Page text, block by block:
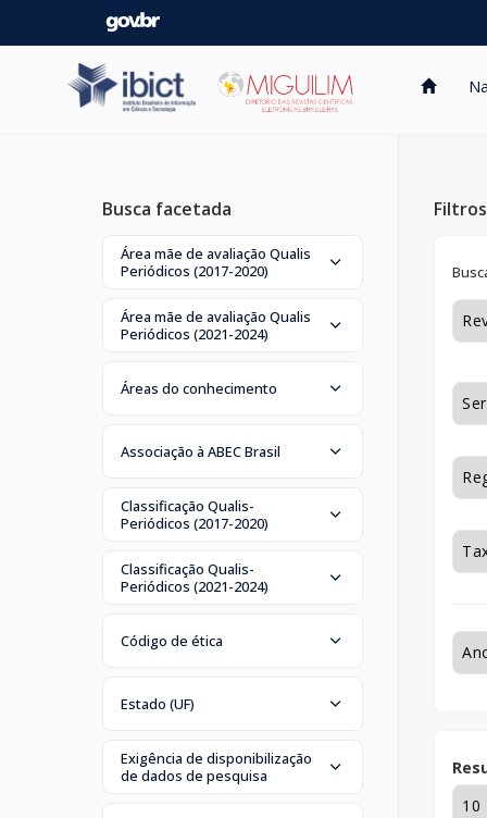
Busca facetada
Área mãe de avaliação Qualis
Periódicos (2017-2020)
Área mãe de avaliação Qualis
Periódicos (2021-2024)
Áreas do conhecimento
Associação à ABEC Brasil
Classificação Qualis-
Periódicos (2017-2020)
Classificação Qualis-
Periódicos (2021-2024)
Código de ética
Estado (UF)
Exigência de disponibilização
de dados de pesquisa